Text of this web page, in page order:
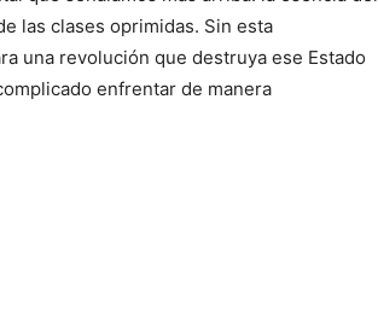
las clases oprimidas. Sin esta
una revolución que destruya ese Estado
enfrentar de manera